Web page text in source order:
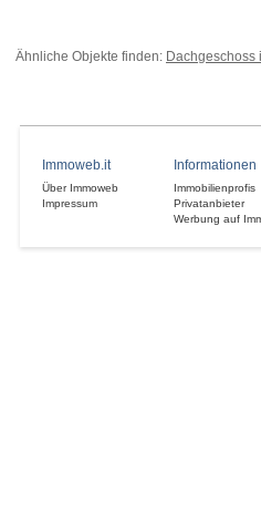
Ähnliche Objekte finden: Dachgeschoss
Immoweb.it
Über Immoweb
Impressum
Informationen
Immobilienprofis
Privatanbieter
Werbung auf